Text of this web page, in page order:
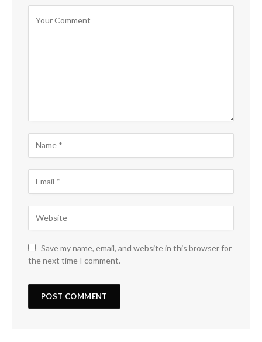
Save my name, email, and website in this browser for
the next time I comment.